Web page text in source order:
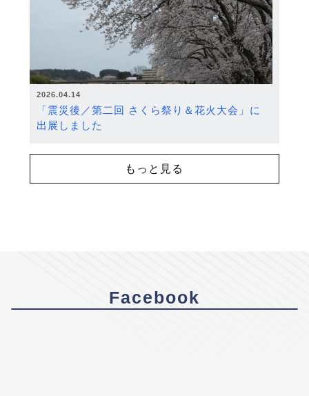
2026.04.14
「震災後／第二回 さくら祭り＆花火大会」に
出展しました
もっと見る
Facebook